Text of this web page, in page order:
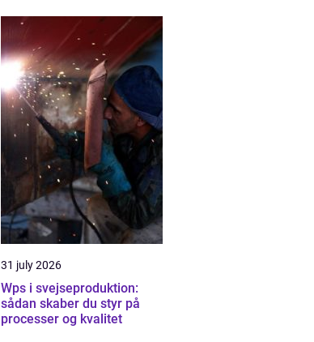
31 july 2026
Wps i svejseproduktion:
sådan skaber du styr på
processer og kvalitet